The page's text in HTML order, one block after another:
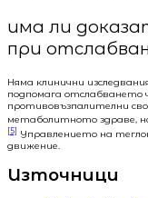
има ли
при
Няма клинични
подпомага отслабването
противовъзпалителни
метаболитното здраве,
[5] Управлението на
движение.
Източници